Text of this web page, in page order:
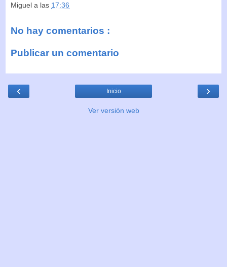
Miguel a las 17:36
No hay comentarios :
Publicar un comentario
‹ ›
Inicio
Ver versión web